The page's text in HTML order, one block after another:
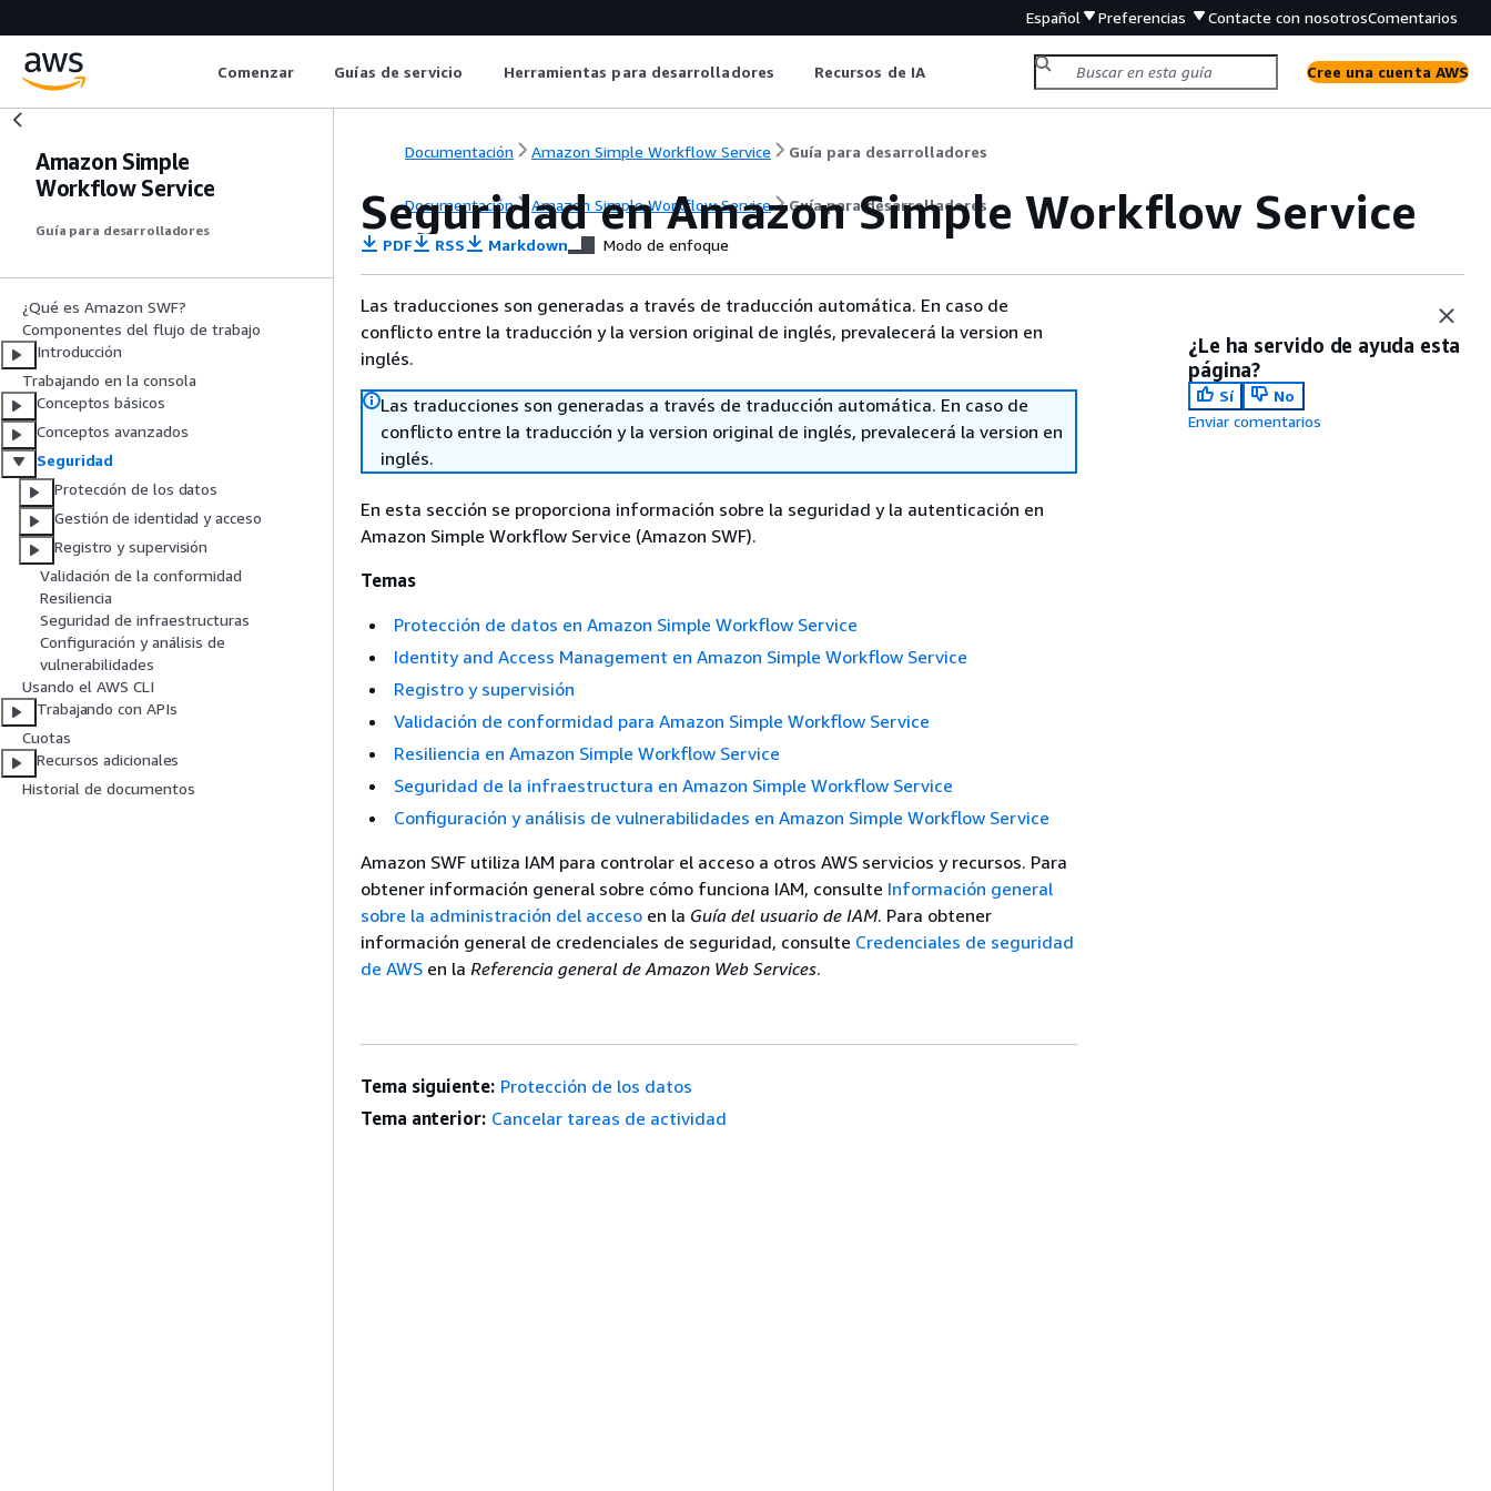
Español Preferencias Contacte con nosotrosComentarios
Comenzar Guías de servicio Herramientas para desarrolladores Recursos de IA Cree una cuenta AWS
Amazon Simple
Workflow Service
Guía para desarrolladores
¿Qué es Amazon SWF?
Componentes del flujo de trabajo
Introducción
Trabajando en la consola
Conceptos básicos
Conceptos avanzados
Seguridad
Protección de los datos
Gestión de identidad y acceso
Registro y supervisión
Validación de la conformidad
Resiliencia
Seguridad de infraestructuras
Configuración y análisis de
vulnerabilidades
Usando el AWS CLI
Trabajando con APIs
Cuotas
Recursos adicionales
Historial de documentos
Documentación Amazon Simple Workflow Service Guía para desarrolladores
Documentación Amazon Simple Workflow Service Guía para desarrolladores
Seguridad en Amazon Simple Workflow Service
PDF RSS Markdown Modo de enfoque
Las traducciones son generadas a través de traducción automática. En caso de
conflicto entre la traducción y la version original de inglés, prevalecerá la version en
inglés.
Las traducciones son generadas a través de traducción automática. En caso de
conflicto entre la traducción y la version original de inglés, prevalecerá la version en
inglés.
En esta sección se proporciona información sobre la seguridad y la autenticación en
Amazon Simple Workflow Service (Amazon SWF).
Temas
Protección de datos en Amazon Simple Workflow Service
Identity and Access Management en Amazon Simple Workflow Service
Registro y supervisión
Validación de conformidad para Amazon Simple Workflow Service
Resiliencia en Amazon Simple Workflow Service
Seguridad de la infraestructura en Amazon Simple Workflow Service
Configuración y análisis de vulnerabilidades en Amazon Simple Workflow Service
Amazon SWF utiliza IAM para controlar el acceso a otros AWS servicios y recursos. Para
obtener información general sobre cómo funciona IAM, consulte Información general
sobre la administración del acceso en la Guía del usuario de IAM. Para obtener
información general de credenciales de seguridad, consulte Credenciales de seguridad
de AWS en la Referencia general de Amazon Web Services.
¿Le ha servido de ayuda esta
página?
Sí
No
Enviar comentarios
Tema siguiente: Protección de los datos
Tema anterior: Cancelar tareas de actividad